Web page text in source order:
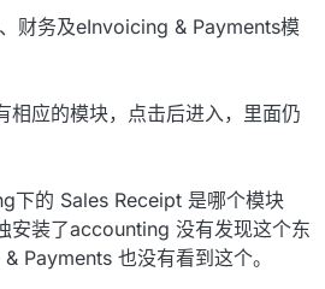
财务及eInvoicing & Payments模
相应的模块，点击后进入，里面仍
下的 Sales Receipt 是哪个模块
安装了accounting 没有发现这个东
Payments 也没有看到这个。